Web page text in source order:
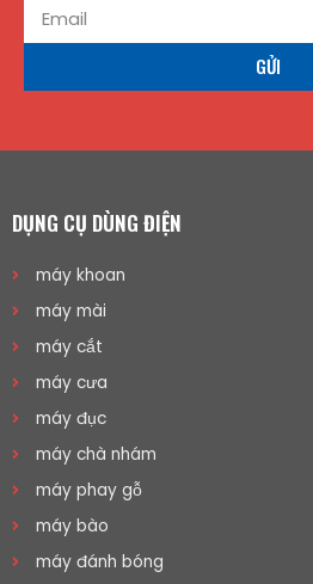
GỬI
DỤNG CỤ DÙNG ĐIỆN
máy khoan
máy mài
máy cắt
máy cưa
máy đục
máy chà nhám
máy phay gỗ
máy bào
máy đánh bóng